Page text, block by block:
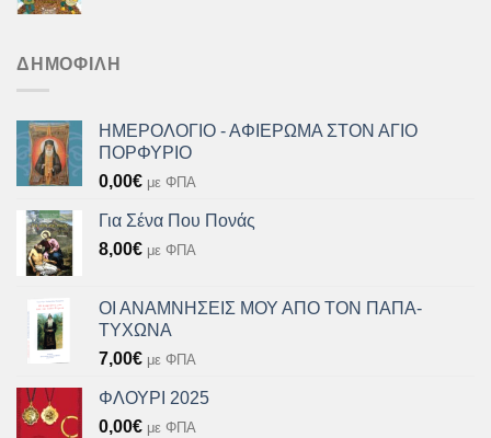
ΔΗΜΟΦΙΛΉ
ΗΜΕΡΟΛΟΓΙΟ - ΑΦΙΕΡΩΜΑ ΣΤΟΝ ΑΓΙΟ
ΠΟΡΦΥΡΙΟ
0,00€ με ΦΠΑ
Για Σένα Που Πονάς
8,00€ με ΦΠΑ
ΟΙ ΑΝΑΜΝΗΣΕΙΣ ΜΟΥ ΑΠΟ ΤΟΝ ΠΑΠΑ-
ΤΥΧΩΝΑ
7,00€ με ΦΠΑ
ΦΛΟΥΡΙ 2025
0,00€ με ΦΠΑ